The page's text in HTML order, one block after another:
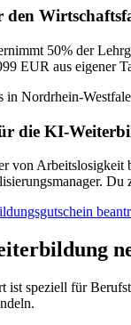
den
50% der
EUR aus eigener
in Nordrhein-
die KI-
von
Du
ist speziell für